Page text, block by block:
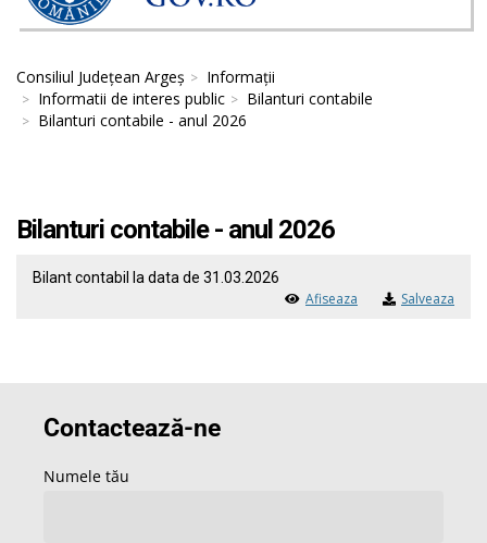
Consiliul Județean Argeș
Informații
Informatii de interes public
Bilanturi contabile
Bilanturi contabile - anul 2026
Bilanturi contabile - anul 2026
Bilant contabil la data de 31.03.2026
Afiseaza Salveaza